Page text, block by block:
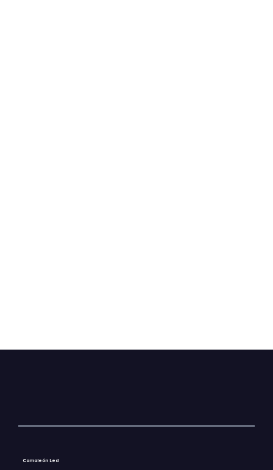
Camaleón Led